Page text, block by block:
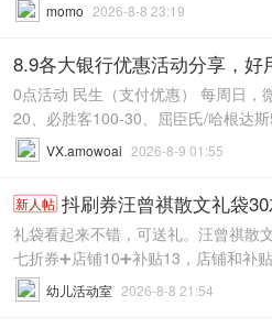
momo 2026-8-8 23:19
8.9各大银行优惠活动分享，好
0点活动 民生（支付优惠） 每周日，
20、必胜客100-30、屈臣氏/哈根达
VX.amowoai 2026-8-9 01:55
新人帖 抖刷券汪曾祺散文礼袋
礼袋看起来不错，可送礼。汪曾祺散
七折券➕店铺10➕补贴13，店铺和补
幼儿活动室 2026-8-8 21:54